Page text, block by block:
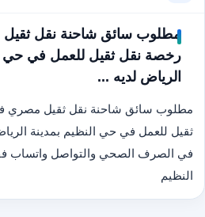
مطلوب سائق شاحنة نقل
رخصة نقل ثقيل للعمل في حي
الرياض لديه ...
مطلوب سائق شاحنة نقل ثقيل مصري
ثقيل للعمل في حي النظيم بمدينة
في الصرف الصحي والتواصل واتساب
النظيم